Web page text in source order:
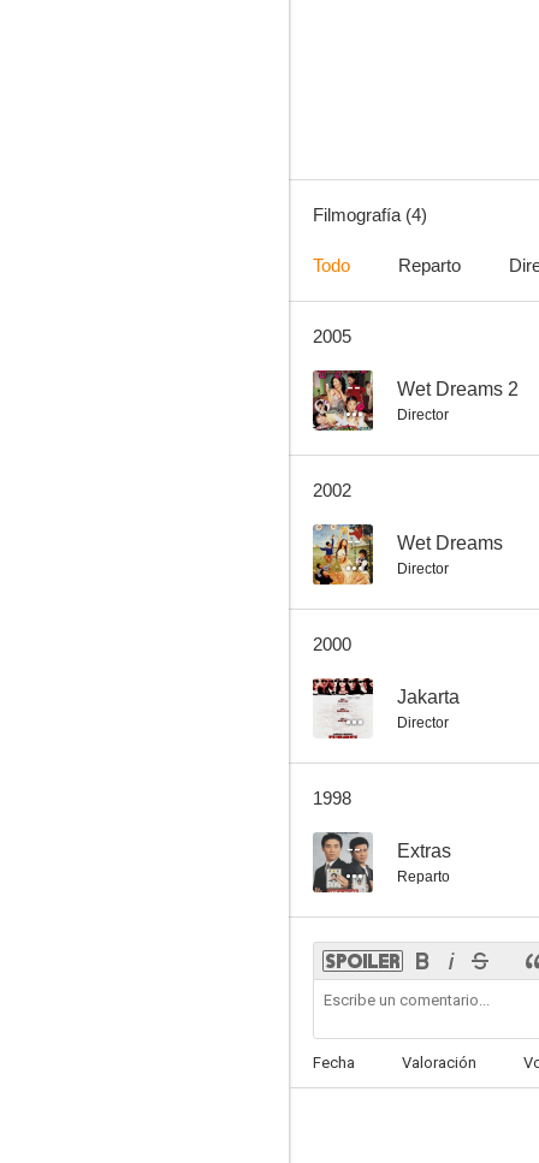
Filmografía (4)
Todo Reparto
2005
-- Wet Dreams 2
Director
2002
-- Wet Dreams
Director
2000
-- Jakarta
Director
1998
-- Extras
Reparto
Fecha Valoración